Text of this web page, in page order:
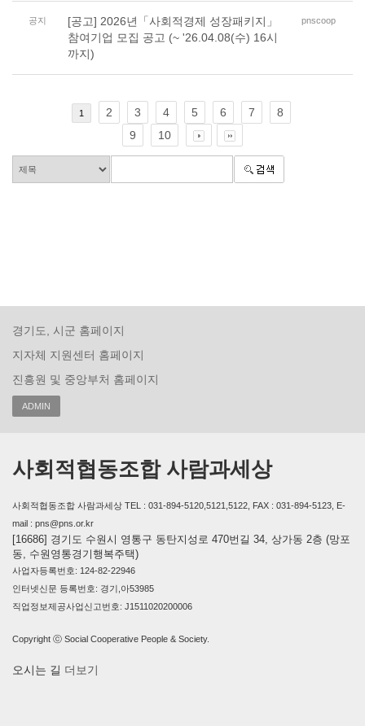
공지
[공고] 2026년「사회적경제 성장패키지」
참여기업 모집 공고 (~ '26.04.08(수) 16시
까지)
pnscoop
1 2 3 4 5 6 7
8
9
10
경기도, 시군 홈페이지
지자체 지원센터 홈페이지
진흥원 및 중앙부처 홈페이지
ADMIN
사회적협동조합 사람과세상
사회적협동조합 사람과세상 TEL : 031-894-5120,5121,5122, FAX : 031-894-5123, E-
mail : pns@pns.or.kr
[16686] 경기도 수원시 영통구 동탄지성로 470번길 34, 상가동 2층 (망포
동, 수원영통경기행복주택)
사업자등록번호: 124-82-22946
인터넷신문 등록번호: 경기,아53985
직업정보제공사업신고번호: J1511020200006
Copyright ⓒ Social Cooperative People & Society.
오시는 길 더보기